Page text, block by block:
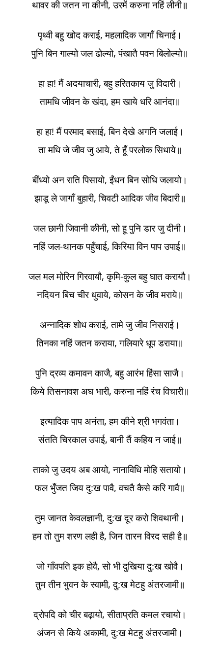
थावर की जतन ना कीनी, उरमें करुना नहिं लीनी॥
पृथ्वी बहु खोद कराई, महलादिक जागाँ चिनाई।
पुनि बिन गाल्यो जल ढोल्यो, पंखातै पवन बिलोल्यो॥
हा हा! मैं अदयाचारी, बहु हरितकाय जु विदारी।
तामधि जीवन के खंदा, हम खाये धरि आनंदा॥
हा हा! मैं परमाद बसाई, बिन देखे अगनि जलाई।
ता मधि जे जीव जु आये, ते हूँ परलोक सिधाये॥
बींध्यो अन राति पिसायो, ईंधन बिन सोधि जलायो।
झाडू ले जागाँ बुहारी, चिवटी आदिक जीव बिदारी॥
जल छानी जिवानी कीनी, सो हू पुनि डार जु दीनी।
नहिं जल-थानक पहुँचाई, किरिया विन पाप उपाई॥
जल मल मोरिन गिरवायौ, कृमि-कुल बहु घात करायौ।
नदियन बिच चीर धुवाये, कोसन के जीव मराये॥
अन्नादिक शोध कराई, तामे जु जीव निसराई।
तिनका नहिं जतन कराया, गलियारे धूप डराया॥
पुनि द्रव्य कमावन काजै, बहु आरंभ हिंसा साजै।
किये तिसनावश अघ भारी, करुना नहिं रंच विचारी॥
इत्यादिक पाप अनंता, हम कीने श्री भगवंता।
संतति चिरकाल उपाई, बानी तैं कहिय न जाई॥
ताको जु उदय अब आयो, नानाविधि मोहि सतायो।
फल भुँजत जिय दु:ख पावै, वचतै कैसे करि गावै॥
तुम जानत केवलज्ञानी, दु:ख दूर करो शिवथानी।
हम तो तुम शरण लही है, जिन तारन विरद सही है॥
जो गाँवपति इक होवै, सो भी दुखिया दु:ख खोवै।
तुम तीन भुवन के स्वामी, दु:ख मेटहु अंतरजामी॥
द्रोपदि को चीर बढ़ायो, सीताप्रति कमल रचायो।
अंजन से किये अकामी, दु:ख मेटहु अंतरजामी।